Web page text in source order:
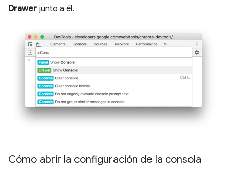
Drawer junto a él.
Cómo abrir la configuración de la consola